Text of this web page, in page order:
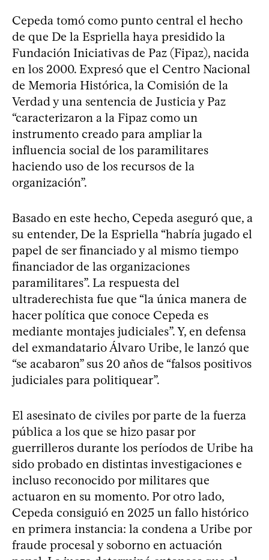
Cepeda tomó como punto central el hecho
de que De la Espriella haya presidido la
Fundación Iniciativas de Paz (Fipaz), nacida
en los 2000. Expresó que el Centro Nacional
de Memoria Histórica, la Comisión de la
Verdad y una sentencia de Justicia y Paz
“caracterizaron a la Fipaz como un
instrumento creado para ampliar la
influencia social de los paramilitares
haciendo uso de los recursos de la
organización”.
Basado en este hecho, Cepeda aseguró que, a
su entender, De la Espriella “habría jugado el
papel de ser financiado y al mismo tiempo
financiador de las organizaciones
paramilitares”. La respuesta del
ultraderechista fue que “la única manera de
hacer política que conoce Cepeda es
mediante montajes judiciales”. Y, en defensa
del exmandatario Álvaro Uribe, le lanzó que
“se acabaron” sus 20 años de “falsos positivos
judiciales para politiquear”.
El asesinato de civiles por parte de la fuerza
pública a los que se hizo pasar por
guerrilleros durante los períodos de Uribe ha
sido probado en distintas investigaciones e
incluso reconocido por militares que
actuaron en su momento. Por otro lado,
Cepeda consiguió en 2025 un fallo histórico
en primera instancia: la condena a Uribe por
fraude procesal y soborno en actuación